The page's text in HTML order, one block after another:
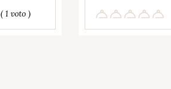
( 1 voto )